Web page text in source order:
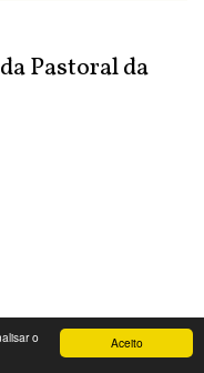
Aceito
o
Pastoral da